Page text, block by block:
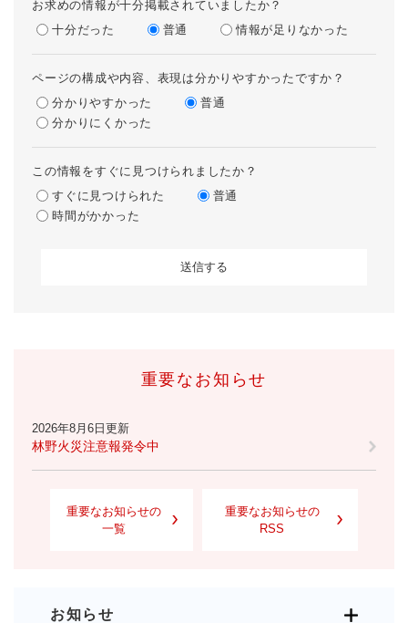
お求めの情報が十分掲載されていましたか？
十分だった
普通 情報が足りなかった
ページの構成や内容、表現は分かりやすかったですか？
分かりやすかった
普通
分かりにくかった
この情報をすぐに見つけられましたか？
すぐに見つけられた
普通
時間がかかった
重要なお知らせ
2026年8月6日更新
林野火災注意報発令中
重要なお知らせの
一覧
重要なお知らせの
RSS
お知らせ